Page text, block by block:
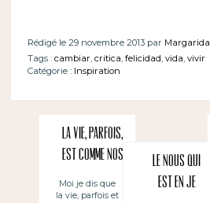
Rédigé le 29 novembre 2013 par Margarida
Tags : cambiar, critica, felicidad, vida, vivir
Catégorie : Inspiration
La vie, parfois,
est comme nos
cheveux :
bouclés on
Moi je dis que
la vie, parfois et
Le nous qui
est en je